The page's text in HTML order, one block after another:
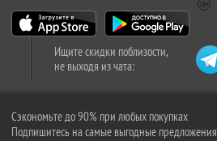
Ищите скидки поблизости,
не выходя из чата:
Сэкономьте до 90% при любых покупках
Подпишитесь на самые выгодные предложения